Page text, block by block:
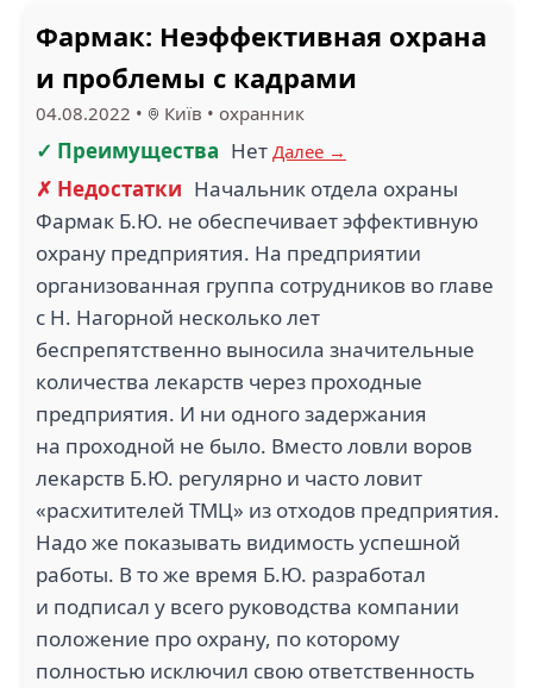
Фармак: Неэффективная охрана
и проблемы с кадрами
04.08.2022 • Київ • охранник
✓ Преимущества Нет Далее →
✗ Недостатки Начальник отдела охраны
Фармак Б.Ю. не обеспечивает эффективную
охрану предприятия. На предприятии
организованная группа сотрудников во главе
с Н. Нагорной несколько лет
беспрепятственно выносила значительные
количества лекарств через проходные
предприятия. И ни одного задержания
на проходной не было. Вместо ловли воров
лекарств Б.Ю. регулярно и часто ловит
«расхитителей ТМЦ» из отходов предприятия.
Надо же показывать видимость успешной
работы. В то же время Б.Ю. разработал
и подписал у всего руководства компании
положение про охрану, по которому
полностью исключил свою ответственность